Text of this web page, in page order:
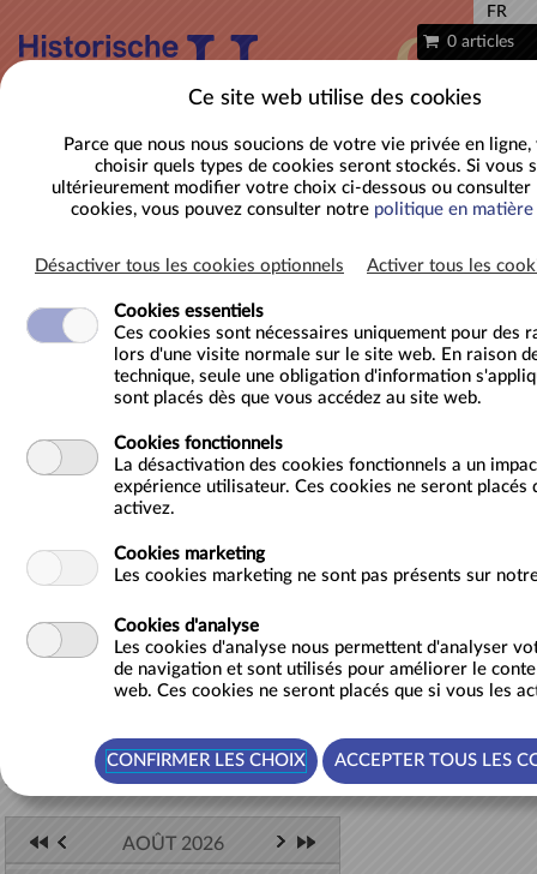
FR
0 articles
Le Trône, fête d'anniversaire au Château
des Comtes (seulement disponible en
néerlandais)
Localisation
Gravensteen
Sint-Veerleplein 11
BE
Sélectionner date
AOÛT 2026
Ce site web utilise des cookies
Parce que nous nous soucions de votre vie privée en ligne,
choisir quels types de cookies seront stockés. Si vous
ultérieurement modifier votre choix ci-dessous ou consulter
cookies, vous pouvez consulter notre politique en
Désactiver tous les cookies optionnels Activer tous les
Cookies essentiels
Ces cookies sont nécessaires uniquement pour des
lors d'une visite normale sur le site web. En raison
technique, seule une obligation d'information
sont placés dès que vous accédez au site web.
Cookies fonctionnels
La désactivation des cookies fonctionnels a un
expérience utilisateur. Ces cookies ne seront placés
activez.
Cookies marketing
Les cookies marketing ne sont pas présents sur
Cookies d'analyse
Les cookies d'analyse nous permettent d'analyser
de navigation et sont utilisés pour améliorer le
web. Ces cookies ne seront placés que si vous les